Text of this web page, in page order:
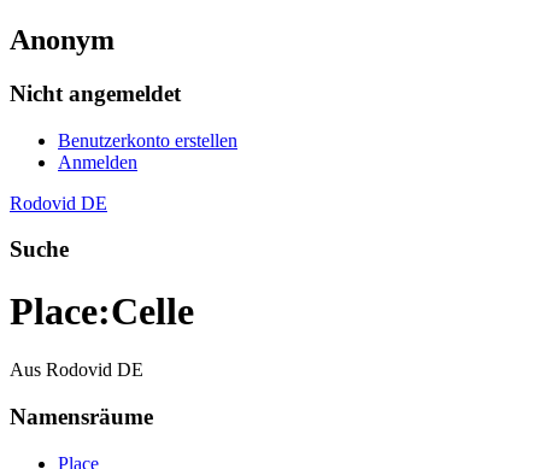
Anonym
Nicht angemeldet
Benutzerkonto erstellen
Anmelden
Rodovid DE
Suche
Place:Celle
Aus Rodovid DE
Namensräume
Place